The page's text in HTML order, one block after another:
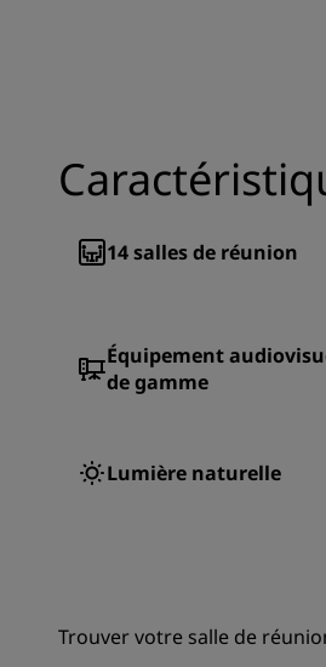
14salles de réunion
Équipement
de gamme
Lumière naturelle
Trouver votre salle de